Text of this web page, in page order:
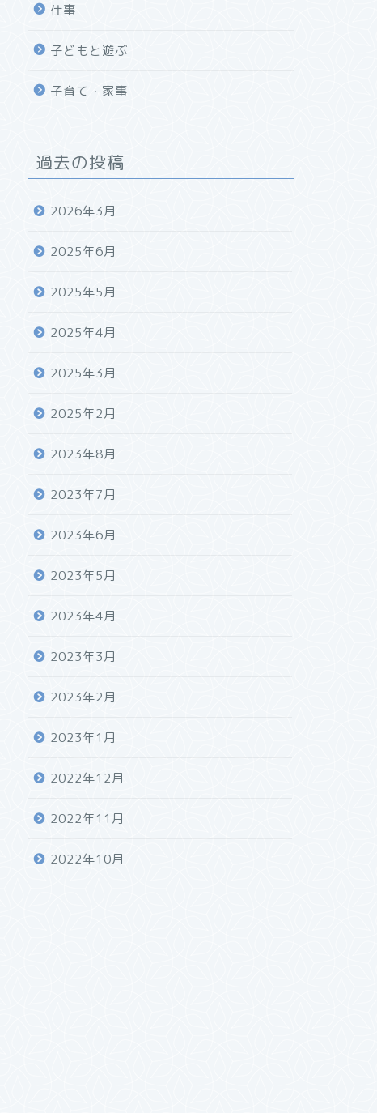
仕事
子どもと遊ぶ
子育て・家事
過去の投稿
2026年3月
2025年6月
2025年5月
2025年4月
2025年3月
2025年2月
2023年8月
2023年7月
2023年6月
2023年5月
2023年4月
2023年3月
2023年2月
2023年1月
2022年12月
2022年11月
2022年10月